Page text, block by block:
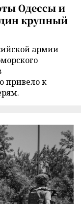
Одессы и
крупный
армии
привело к